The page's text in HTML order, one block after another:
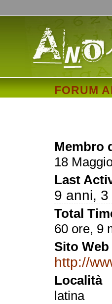
FORUM
Membro
18
Last
9 anni,
Total
60 ore, 9
Sito Web
http://
Località
latina